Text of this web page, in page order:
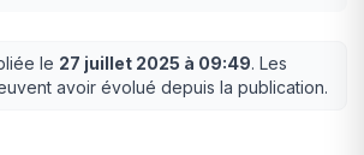
le 27 juillet 2025 à 09:49. Les
avoir évolué depuis la publication.